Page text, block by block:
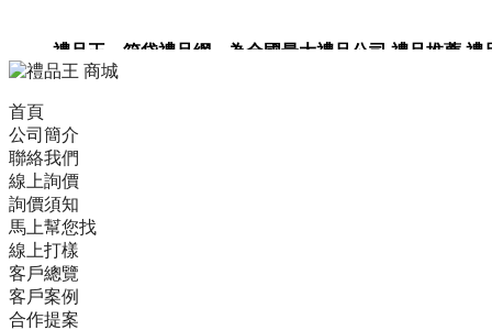
禮品王 箱袋禮品網 為全國最大禮品公司,禮品推薦,禮
卡,企業禮品,禮品小物,高級禮品,禮品網站。
首頁
公司簡介
聯絡我們
線上詢價
詢價須知
馬上幫您找
線上打樣
客戶總覽
客戶案例
合作提案